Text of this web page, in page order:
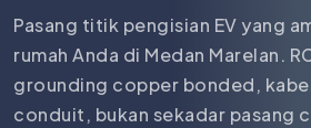
Pasang titik pengisian EV yang
rumah Anda di Medan Marelan.
grounding copper bonded,
conduit, bukan sekadar pasang